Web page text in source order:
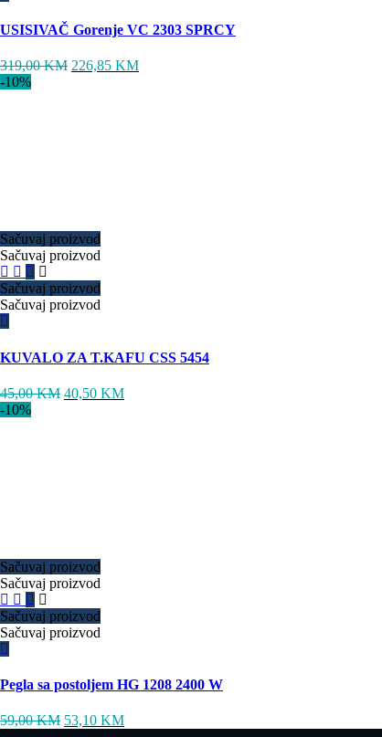
USISIVAČ Gorenje VC 2303 SPRCY
319,00KM 226,85 KM
-10%
Sačuvaj proizvod
Sačuvaj proizvod
Sačuvaj proizvod
Sačuvaj proizvod
KUVALO ZA T.KAFU CSS 5454
45,00KM 40,50 KM
-10%
Sačuvaj proizvod
Sačuvaj proizvod
Sačuvaj proizvod
Sačuvaj proizvod
Pegla sa postoljem HG 1208 2400 W
59,00KM 53,10 KM